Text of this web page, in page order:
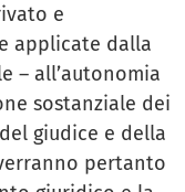
e
applicate dalla
– all’autonomia
sostanziale dei
giudice e della
pertanto